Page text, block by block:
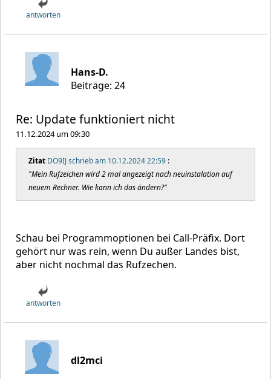
antworten
Hans-D.
Beiträge: 24
Re: Update funktioniert nicht
11.12.2024 um 09:30
Zitat DO9IJ schrieb am 10.12.2024 22:59 :
"Mein Rufzeichen wird 2 mal angezeigt nach neuinstalation auf
neuem Rechner. Wie kann ich das ändern?"
Schau bei Programmoptionen bei Call-Präfix. Dort
gehört nur was rein, wenn Du außer Landes bist,
aber nicht nochmal das Rufzechen.
antworten
dl2mci